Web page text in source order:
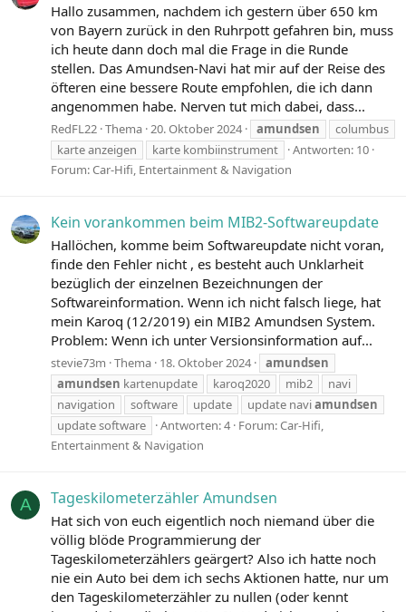
Hallo zusammen, nachdem ich gestern über 650 km
von Bayern zurück in den Ruhrpott gefahren bin, muss
ich heute dann doch mal die Frage in die Runde
stellen. Das Amundsen-Navi hat mir auf der Reise des
öfteren eine bessere Route empfohlen, die ich dann
angenommen habe. Nerven tut mich dabei, dass...
RedFL22 Thema 20. Oktober 2024 amundsen
columbus
karte anzeigen
karte kombiinstrument
Antworten: 10
Forum:Car-Hifi, Entertainment & Navigation
Kein vorankommen beim MIB2-Softwareupdate
Hallöchen, komme beim Softwareupdate nicht voran,
finde den Fehler nicht , es besteht auch Unklarheit
bezüglich der einzelnen Bezeichnungen der
Softwareinformation. Wenn ich nicht falsch liege, hat
mein Karoq (12/2019) ein MIB2 Amundsen System.
Problem: Wenn ich unter Versionsinformation auf...
stevie73m Thema 18. Oktober 2024
amundsen
amundsen kartenupdate karoq2020 mib2
navi
navigation
software update update naviamundsen
update software
Antworten: 4 Forum:Car-Hifi,
Entertainment & Navigation
A Tageskilometerzähler Amundsen
Hat sich von euch eigentlich noch niemand über die
völlig blöde Programmierung der
Tageskilometerzählers geärgert? Also ich hatte noch
nie ein Auto bei dem ich sechs Aktionen hatte, nur um
den Tageskilometerzähler zu nullen (oder kennt